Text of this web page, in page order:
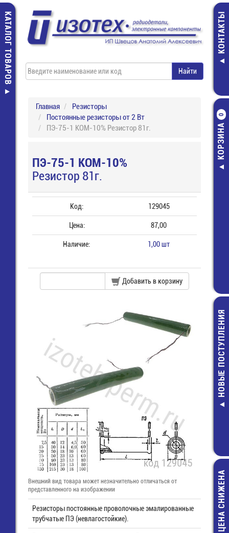
КАТАЛОГ ТОВАРОВ КОНТАКТЫ
КОРЗИНА
0
Переходник
N (м) (NJ-
223,00
НОВЫЕ ПОСТУПЛЕНИЯ
ЦЕНА СНИЖЕНА
Главная
Резисторы
Постоянные резисторы от 2 Вт
ПЭ-75-1 КОМ-10% Резистор 81г.
ПЭ-75-1 КОМ-10%
Резистор 81г.
Код: 129045
Цена: 87,00
Наличие: 1,00 шт
Добавить в корзину
Внешний вид товара может незначительно отличаться от
представленного на изображении
Резисторы постоянные проволочные эмалированные
трубчатые ПЭ (невлагостойкие).